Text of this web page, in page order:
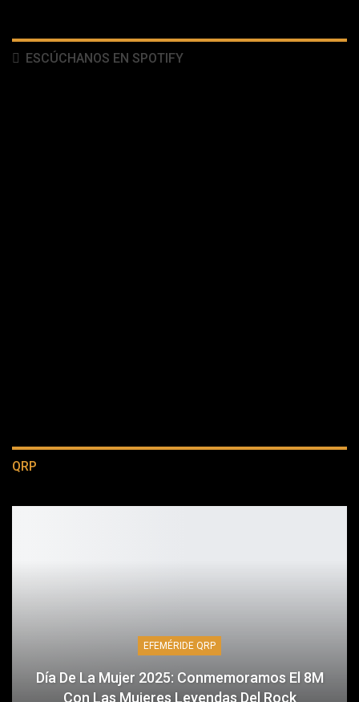
ESCÚCHANOS EN SPOTIFY
QRP
EFEMÉRIDE QRP
Día De La Mujer 2025: Conmemoramos El 8M
Con Las Mujeres Leyendas Del Rock